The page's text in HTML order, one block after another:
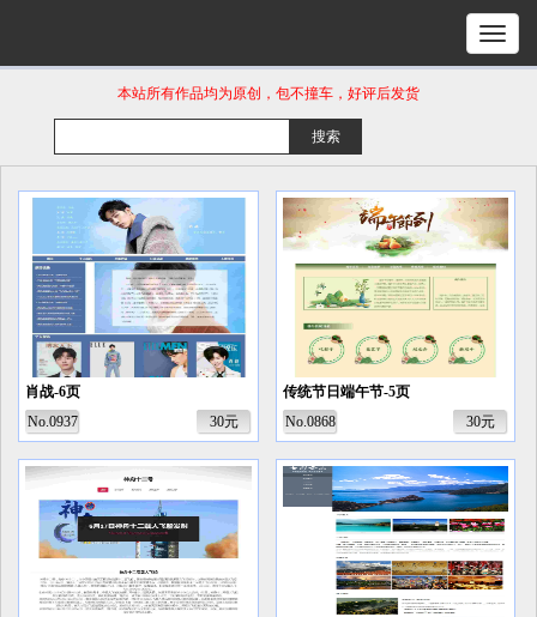
本站所有作品均为原创，包不撞车，好评后发货
肖战-6页
No.0937
30元
传统节日端午节-5页
No.0868
30元